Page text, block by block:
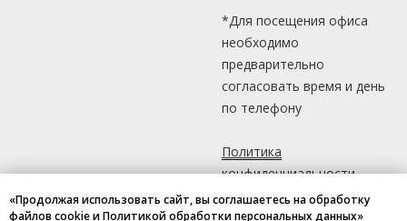
*Для посещения офиса
необходимо
предварительно
согласовать время и день
по телефону
Политика
конфиденциальности
«Продолжая использовать сайт, вы соглашаетесь на обработку
файлов cookie и Политикой обработки персональных данных»